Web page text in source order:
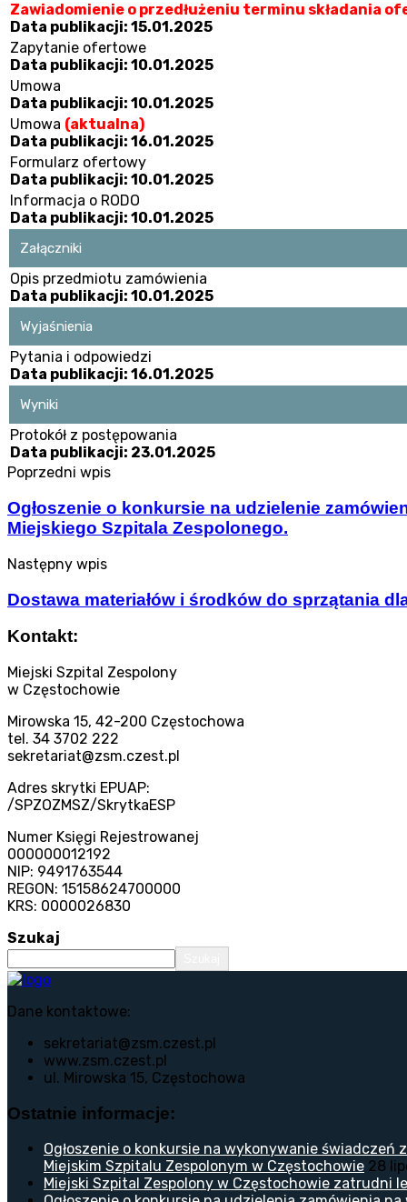
Zawiadomienie o przedłużeniu terminu składania
Data publikacji: 15.01.2025
Zapytanie ofertowe
Data publikacji: 10.01.2025
Umowa
Data publikacji: 10.01.2025
Umowa (aktualna)
Data publikacji: 16.01.2025
Formularz ofertowy
Data publikacji: 10.01.2025
Informacja o RODO
Data publikacji: 10.01.2025
Załączniki
Opis przedmiotu zamówienia
Data publikacji: 10.01.2025
Wyjaśnienia
Pytania i odpowiedzi
Data publikacji: 16.01.2025
Wyniki
Protokół z postępowania
Data publikacji: 23.01.2025
Poprzedni wpis
Ogłoszenie o konkursie na udzielenie
Miejskiego Szpitala Zespolonego.
Następny wpis
Dostawa materiałów i środków do sprzątania
Kontakt:
Miejski Szpital Zespolony
w Częstochowie
Mirowska 15, 42-200 Częstochowa
tel. 34 3702 222
sekretariat@zsm.czest.pl
Adres skrytki EPUAP:
/SPZOZMSZ/SkrytkaESP
Numer Księgi Rejestrowanej
000000012192
NIP: 9491763544
REGON: 15158624700000
KRS: 0000026830
Szukaj
Dane kontaktowe:
sekretariat@zsm.czest.pl
www.zsm.czest.pl
ul. Mirowska 15, Częstochowa
Ostatnie informacje:
Ogłoszenie o konkursie na wykonywanie
Miejskim Szpitalu Zespolonym w Częstochowie 28
Miejski Szpital Zespolony w Częstochowie zatrudni